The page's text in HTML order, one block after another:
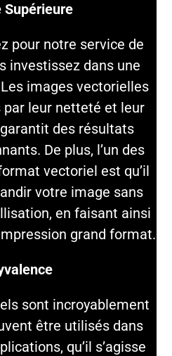
Supérieure
pour notre service de
investissez dans une
images vectorielles
leur netteté et leur
des résultats
De plus, l’un des
vectoriel est qu’il
votre image sans
en faisant ainsi
grand format.
sont incroyablement
être utilisés dans
qu’il s’agisse